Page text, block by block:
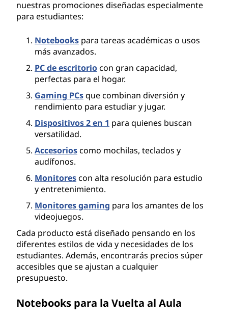
nuestras promociones diseñadas especialmente
para estudiantes:
Notebooks para tareas académicas o usos
más avanzados.
PC de escritoriocon gran capacidad,
perfectas para el hogar.
Gaming PCsque combinan diversión y
rendimiento para estudiar y jugar.
Dispositivos 2 en 1 para quienes buscan
versatilidad.
Accesorioscomo mochilas, teclados y
audífonos.
Monitorescon alta resolución para estudio
y entretenimiento.
Monitores gaming para los amantes de los
videojuegos.
Cada producto está diseñado pensando en los
diferentes estilos de vida y necesidades de los
estudiantes. Además, encontrarás precios súper
accesibles que se ajustan a cualquier
presupuesto.
Notebooks para la Vuelta al Aula